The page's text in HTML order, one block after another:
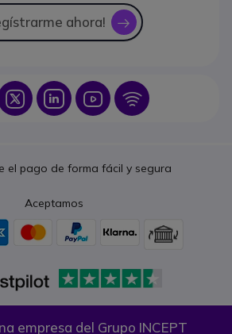
ahora! icon
IconIcon Icon Icon
el pago de forma fácil y segura
Aceptamos
empresa del Grupo INCEPT